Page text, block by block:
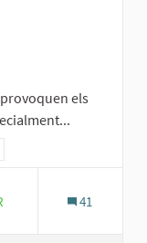
els
poble i Jornets -
41